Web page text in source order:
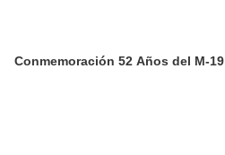
Conmemoración 52 Años del M-19